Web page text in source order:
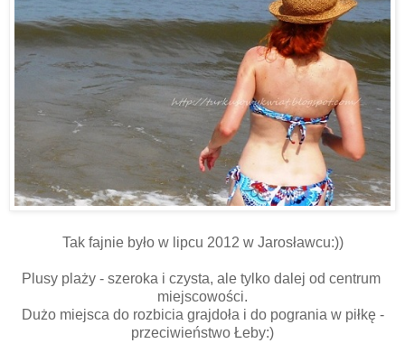
Tak fajnie było w lipcu 2012 w Jarosławcu:))
Plusy plaży - szeroka i czysta, ale tylko dalej od centrum
miejscowości.
Dużo miejsca do rozbicia grajdoła i do pogrania w piłkę -
przeciwieństwo Łeby:)